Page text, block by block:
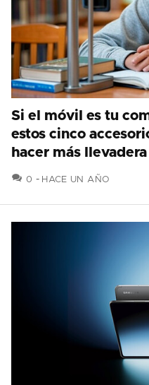
Si el móvil es tu
estos cinco
hacer más
0 COMENTARIOS
HACE UN AÑO